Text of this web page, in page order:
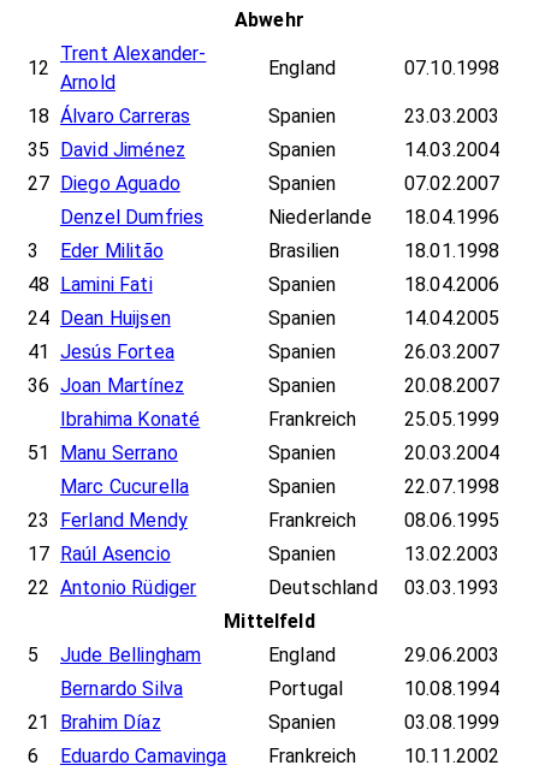
Abwehr
12
Trent Alexander-
Arnold
England 07.10.1998
18 Álvaro Carreras Spanien
23.03.2003
35
David Jiménez Spanien
14.03.2004
27
Diego Aguado Spanien
07.02.2007
Denzel Dumfries
Niederlande
18.04.1996
3
Eder Militão Brasilien
18.01.1998
48
Lamini Fati Spanien
18.04.2006
24
Dean Huijsen Spanien
14.04.2005
41
Jesús Fortea Spanien
26.03.2007
36 Joan Martínez Spanien
20.08.2007
Ibrahima Konaté
Frankreich
25.05.1999
51
Manu Serrano Spanien
20.03.2004
Marc Cucurella
Spanien
22.07.1998
23
Ferland Mendy Frankreich
08.06.1995
17
Raúl Asencio Spanien
13.02.2003
22 Antonio Rüdiger Deutschland
03.03.1993
Mittelfeld
5
Jude Bellingham England
29.06.2003
Bernardo Silva
Portugal
10.08.1994
21
Brahim Díaz Spanien
03.08.1999
6
Eduardo Camavinga Frankreich
10.11.2002